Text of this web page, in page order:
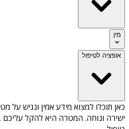
מין
אופציה לטיפול
כאן תוכלו למצוא מידע אמין ונגיש על
ישירה ונוחה. המטרה היא להקל